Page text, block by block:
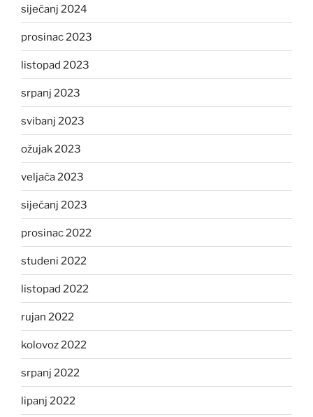
siječanj 2024
prosinac 2023
listopad 2023
srpanj 2023
svibanj 2023
ožujak 2023
veljača 2023
siječanj 2023
prosinac 2022
studeni 2022
listopad 2022
rujan 2022
kolovoz 2022
srpanj 2022
lipanj 2022